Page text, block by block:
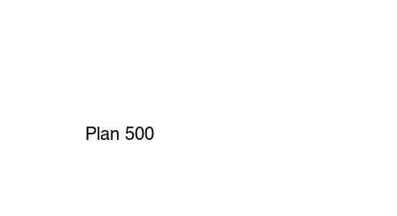
Plan 500